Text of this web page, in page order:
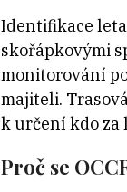
Identifikace
skořápkovými
monitorování
majiteli.
k určení kdo za
Proč se